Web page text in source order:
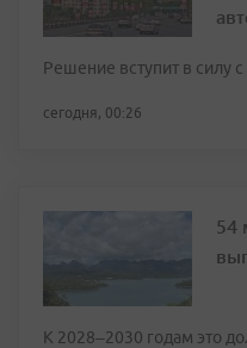
Решение вступит в силу с
сегодня, 00:26
54
К 2028–2030 годам это